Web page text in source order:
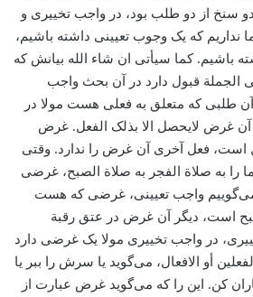
سنخ از دو طلب بود، در واجب تخییری و
نداریم که یک وجوب تعیینی داشته باشیم،
باشیم. کما سیأتی ان شاء الله بیانش که
الجملة‌ قبول دارد در آن بحث واجب
طلبی که متعلق به فعلی هست مولا در‌
غرض لایحصل الا بذلک الفعل. غرض
فعل آخری آن غرض را ندارد. وقتی
را به صلاة الفجر به صلاة الصبح، ‌غرضی
واجب تعیینی، ‌غرضی که هست
است، دیگر آن غرض در عتق رقبة
در واجب تخییری مولا یک غرضی دارد
أو الافعال، می‌گوید یا سرش را ببر یا
کن. این را که می‌گوید غرض عبارت از